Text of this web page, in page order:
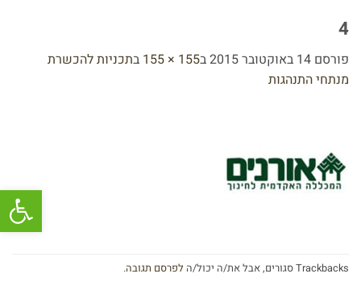
4
פורסם 14 באוקטובר 2015 ב155 × 155 בתכניות להכשרת
מנתחי התנהגות
Trackbacks סגורים, אבל את/ה יכול/ה לפרסם תגובה.